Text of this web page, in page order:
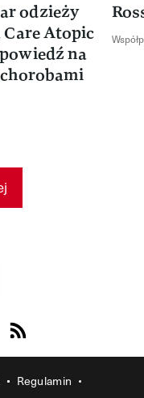
odzieży
Atopic
na
on Youtube
Visit us on Rss
Regulamin